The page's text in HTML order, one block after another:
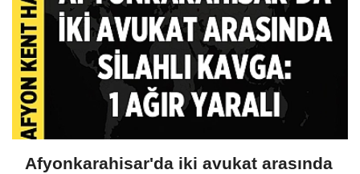
Afyonkarahisar'da iki avukat arasında